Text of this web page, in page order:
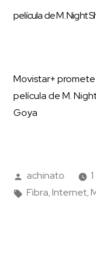
película de M. Night
Movistar+
película de M.
Goya
achinato
Fibra, Internet,